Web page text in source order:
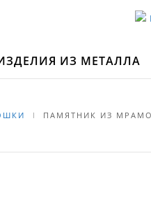
ИЗ МЕТАЛЛА
ПАМЯТНИК ИЗ